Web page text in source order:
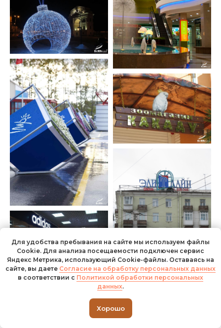
Для удобства пребывания на сайте мы используем файлы
Cookie. Для анализа посещаемости подключен сервис
Яндекс Метрика, использующий Cookie-файлы. Оставаясь на
сайте, вы даете Согласие на обработку персональных данных
в соответствии с Политикой обработки персональных
данных.
Хорошо